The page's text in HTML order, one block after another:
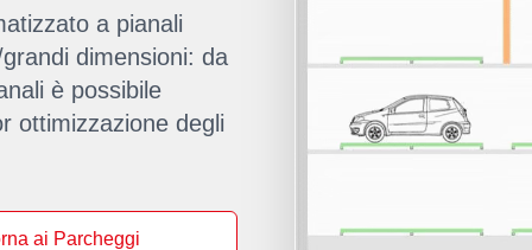
a pianali
dimensioni: da
è possibile
ottimizzazione degli
ai Parcheggi